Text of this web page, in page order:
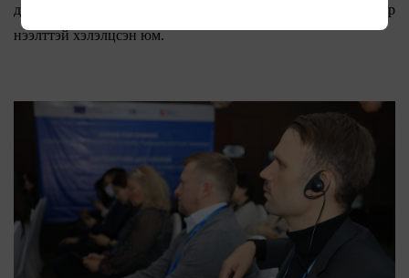
даасан байдлын хөшүүрэг, хөдөлгөгч хүч мөн үү” сэдвээр
нээлттэй хэлэлцсэн юм.